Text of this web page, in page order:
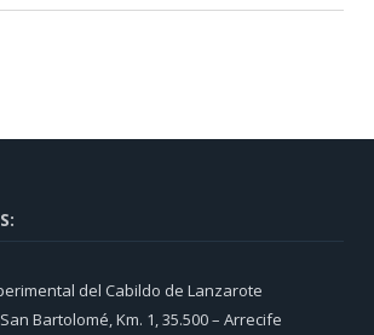
del Cabildo de Lanzarote
Bartolomé, Km. 1, 35.500 – Arrecife